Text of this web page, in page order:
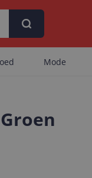
Mode